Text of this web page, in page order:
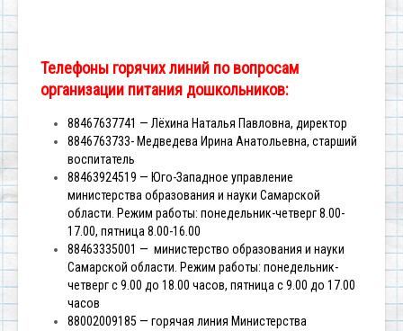
Телефоны горячих линий по вопросам
организации питания дошкольников:
88467637741 — Лёхина Наталья Павловна, директор
8846763733- Медведева Ирина Анатольевна, старший
воспитатель
88463924519 — Юго-Западное управление
министерства образования и науки Самарской
области. Режим работы: понедельник-четверг 8.00-
17.00, пятница 8.00-16.00
88463335001 — министерство образования и науки
Самарской области. Режим работы: понедельник-
четверг с 9.00 до 18.00 часов, пятница с 9.00 до 17.00
часов
88002009185 — горячая линия Министерства